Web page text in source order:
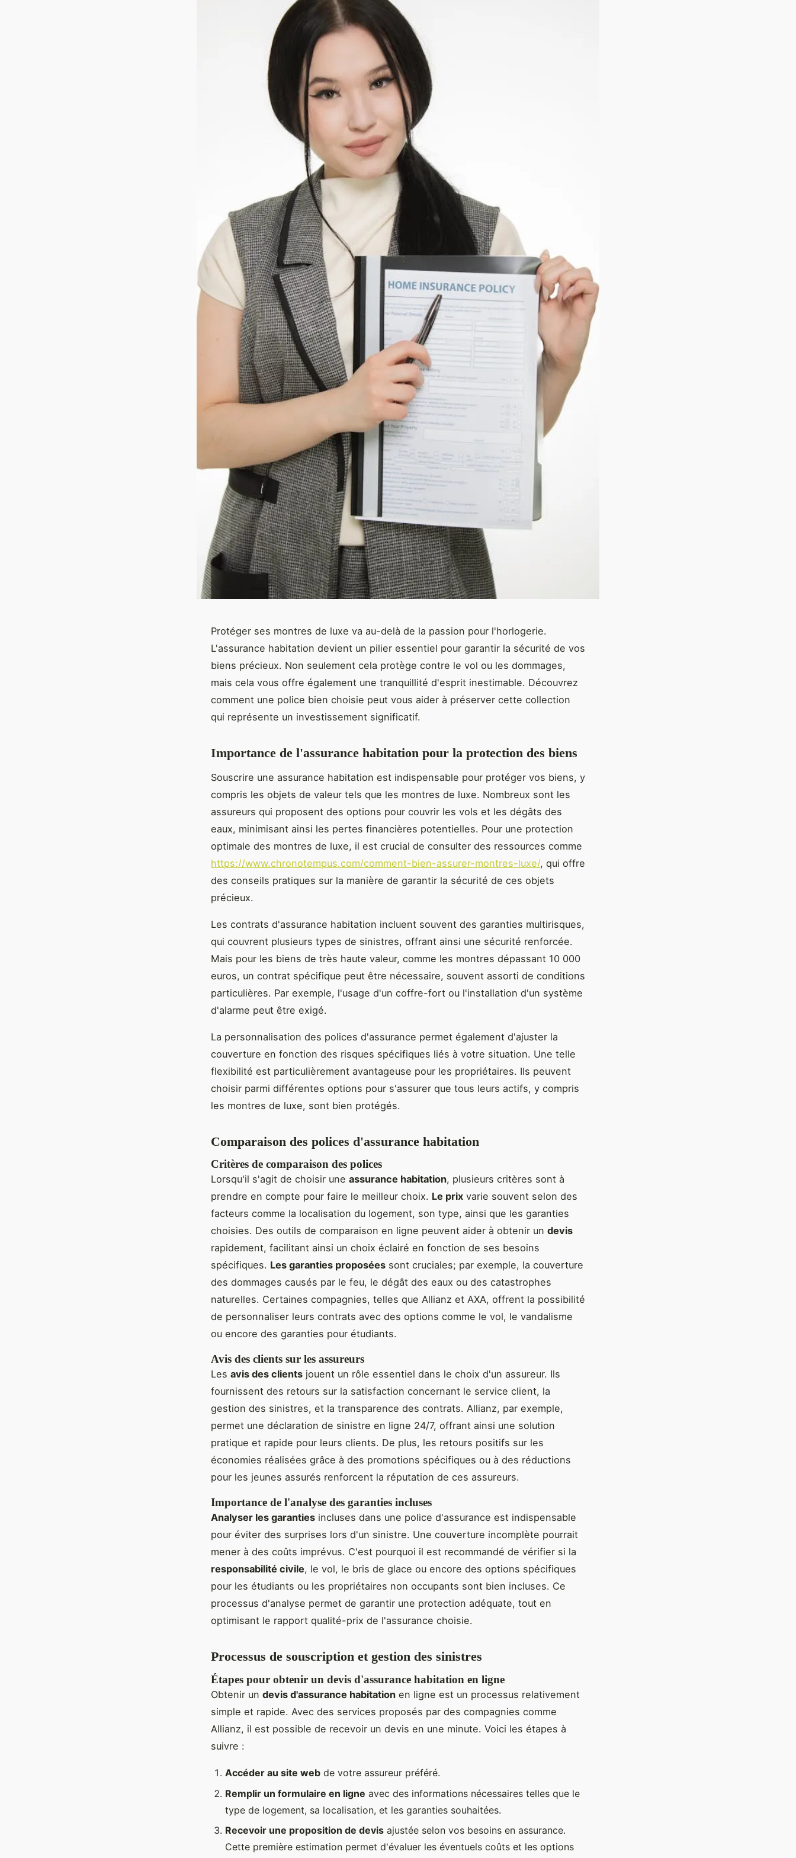
Protéger ses montres de luxe va au-delà de la passion pour l'horlogerie.
L'assurance habitation devient un pilier essentiel pour garantir la sécurité de vos
biens précieux. Non seulement cela protège contre le vol ou les dommages,
mais cela vous offre également une tranquillité d'esprit inestimable. Découvrez
comment une police bien choisie peut vous aider à préserver cette collection
qui représente un investissement significatif.
Importance de l'assurance habitation pour la protection des biens
Souscrire une assurance habitation est indispensable pour protéger vos biens, y
compris les objets de valeur tels que les montres de luxe. Nombreux sont les
assureurs qui proposent des options pour couvrir les vols et les dégâts des
eaux, minimisant ainsi les pertes financières potentielles. Pour une protection
optimale des montres de luxe, il est crucial de consulter des ressources comme
https://www.chronotempus.com/comment-bien-assurer-montres-luxe/, qui offre
des conseils pratiques sur la manière de garantir la sécurité de ces objets
précieux.
Les contrats d'assurance habitation incluent souvent des garanties multirisques,
qui couvrent plusieurs types de sinistres, offrant ainsi une sécurité renforcée.
Mais pour les biens de très haute valeur, comme les montres dépassant 10 000
euros, un contrat spécifique peut être nécessaire, souvent assorti de conditions
particulières. Par exemple, l'usage d'un coffre-fort ou l'installation d'un système
d'alarme peut être exigé.
La personnalisation des polices d'assurance permet également d'ajuster la
couverture en fonction des risques spécifiques liés à votre situation. Une telle
flexibilité est particulièrement avantageuse pour les propriétaires. Ils peuvent
choisir parmi différentes options pour s'assurer que tous leurs actifs, y compris
les montres de luxe, sont bien protégés.
Comparaison des polices d'assurance habitation
Critères de comparaison des polices
Lorsqu'il s'agit de choisir une assurance habitation, plusieurs critères sont à
prendre en compte pour faire le meilleur choix. Le prix varie souvent selon des
facteurs comme la localisation du logement, son type, ainsi que les garanties
choisies. Des outils de comparaison en ligne peuvent aider à obtenir un devis
rapidement, facilitant ainsi un choix éclairé en fonction de ses besoins
spécifiques. Les garanties proposées sont cruciales; par exemple, la couverture
des dommages causés par le feu, le dégât des eaux ou des catastrophes
naturelles. Certaines compagnies, telles que Allianz et AXA, offrent la possibilité
de personnaliser leurs contrats avec des options comme le vol, le vandalisme
ou encore des garanties pour étudiants.
Avis des clients sur les assureurs
Les avis des clients jouent un rôle essentiel dans le choix d'un assureur. Ils
fournissent des retours sur la satisfaction concernant le service client, la
gestion des sinistres, et la transparence des contrats. Allianz, par exemple,
permet une déclaration de sinistre en ligne 24/7, offrant ainsi une solution
pratique et rapide pour leurs clients. De plus, les retours positifs sur les
économies réalisées grâce à des promotions spécifiques ou à des réductions
pour les jeunes assurés renforcent la réputation de ces assureurs.
Importance de l'analyse des garanties incluses
Analyser les garanties incluses dans une police d'assurance est indispensable
pour éviter des surprises lors d'un sinistre. Une couverture incomplète pourrait
mener à des coûts imprévus. C'est pourquoi il est recommandé de vérifier si la
responsabilité civile, le vol, le bris de glace ou encore des options spécifiques
pour les étudiants ou les propriétaires non occupants sont bien incluses. Ce
processus d'analyse permet de garantir une protection adéquate, tout en
optimisant le rapport qualité-prix de l'assurance choisie.
Processus de souscription et gestion des sinistres
Étapes pour obtenir un devis d'assurance habitation en ligne
Obtenir un devis d'assurance habitation en ligne est un processus relativement
simple et rapide. Avec des services proposés par des compagnies comme
Allianz, il est possible de recevoir un devis en une minute. Voici les étapes à
suivre :
Accéder au site web de votre assureur préféré.
Remplir un formulaire en ligne avec des informations nécessaires telles que le
type de logement, sa localisation, et les garanties souhaitées.
Recevoir une proposition de devis ajustée selon vos besoins en assurance.
Cette première estimation permet d'évaluer les éventuels coûts et les options